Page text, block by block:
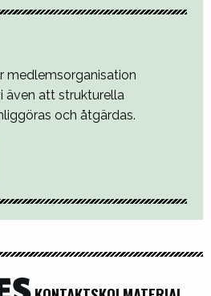
medlemsorganisation
även att strukturella
och åtgärdas.